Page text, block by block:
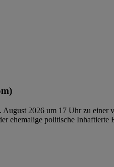
August 2026 um 17 Uhr zu
ehemalige politische